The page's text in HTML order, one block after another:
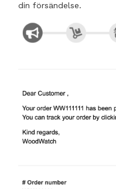
din försändelse.